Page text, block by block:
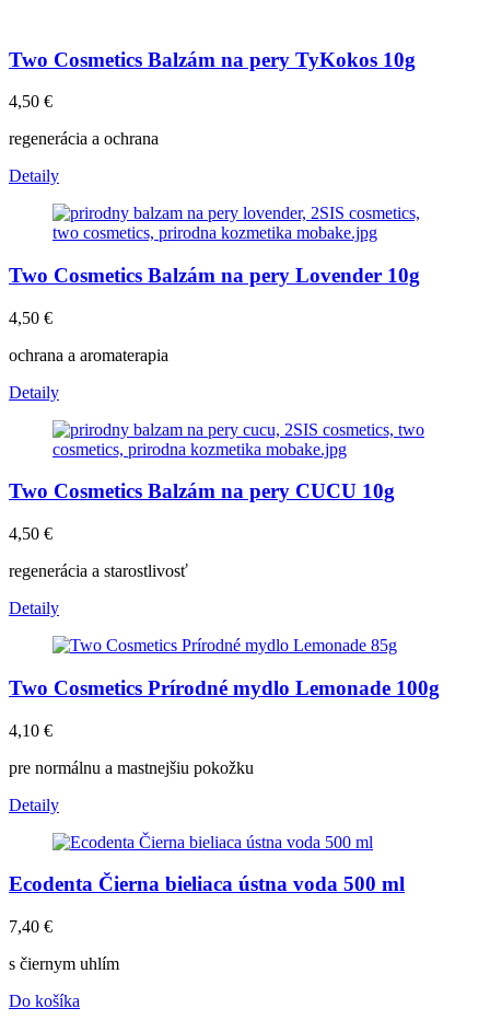
Two Cosmetics Balzám na pery TyKokos 10g
4,50 €
regenerácia a ochrana
Detaily
Two Cosmetics Balzám na pery Lovender 10g
4,50 €
ochrana a aromaterapia
Detaily
Two Cosmetics Balzám na pery CUCU 10g
4,50 €
regenerácia a starostlivosť
Detaily
Two Cosmetics Prírodné mydlo Lemonade 100g
4,10 €
pre normálnu a mastnejšiu pokožku
Detaily
Ecodenta Čierna bieliaca ústna voda 500 ml
7,40 €
s čiernym uhlím
Do košíka